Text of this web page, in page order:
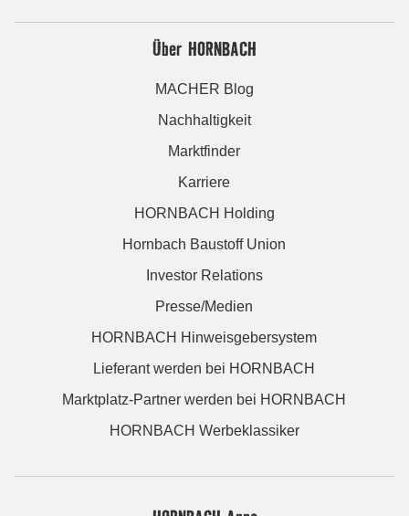
Über HORNBACH
MACHER Blog
Nachhaltigkeit
Marktfinder
Karriere
HORNBACH Holding
Hornbach Baustoff Union
Investor Relations
Presse/Medien
HORNBACH Hinweisgebersystem
Lieferant werden bei HORNBACH
Marktplatz-Partner werden bei HORNBACH
HORNBACH Werbeklassiker